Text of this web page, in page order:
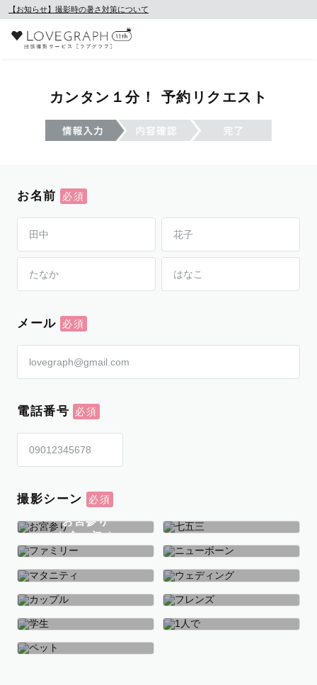
【お知らせ】撮影時の暑さ対策について
カンタン１分！ 予約リクエスト
お名前
メール
電話番号
撮影シーン
お宮参り
お食い初め
七五三
ファミリー ニューボーン
マタニティ ウェディング
カップル フレンズ
学生